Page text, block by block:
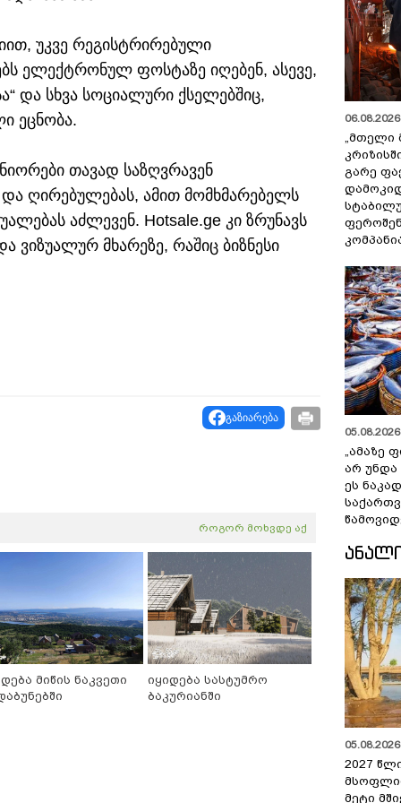
უკვე რეგისტრირებული
ელექტრონულ ფოსტაზე იღებენ, ასევე,
და სხვა სოციალური ქსელებშიც,
ეცნობა.
თავად საზღვრავენ
ღირებულებას, ამით მომხმარებელს
აძლევენ. Hotsale.ge კი ზრუნავს
ვიზუალურ მხარეზე, რაშიც ბიზნესი
გაზიარება
როგორ მოხვდე აქ
მიწის ნაკვეთი
იყიდება სასტუმრო
ბაკურიანში
„მთელი
გარე
„ამაზე
არ უნდა
ეს
2027
მეტი